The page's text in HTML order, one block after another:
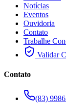
Notícias
Eventos
Ouvidoria
Contato
Trabalhe
Validar
Contato
(83)